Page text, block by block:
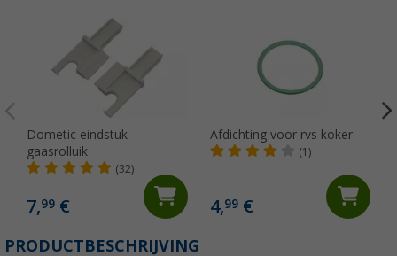
Dometic eindstuk
gaasrolluik
(32)
7,99 €
Afdichting voor rvs koker
(1)
4,99€
PRODUCTBESCHRIJVING